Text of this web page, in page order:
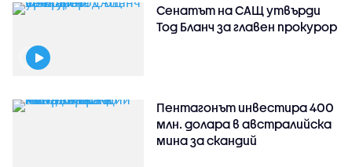
Сенатът на САЩ утвърди
Тод Бланч за главен прокурор
Пентагонът инвестира 400
млн. долара в австралийска
мина за скандий